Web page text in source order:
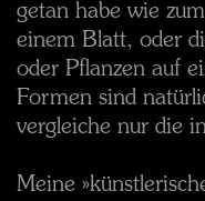
getan habe wie
einem Blatt, oder
oder Pflanzen auf
Formen sind
vergleiche nur die
Meine